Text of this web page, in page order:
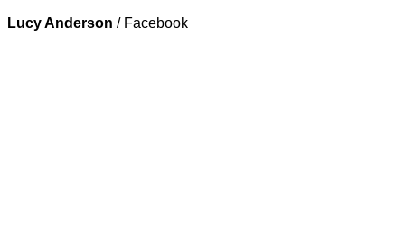
Lucy Anderson / Facebook